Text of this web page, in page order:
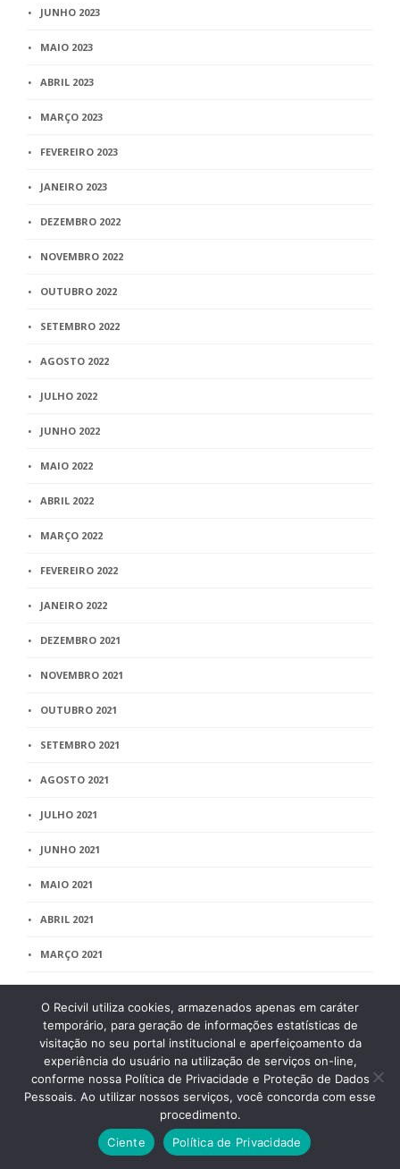
JUNHO 2023
MAIO 2023
ABRIL 2023
MARÇO 2023
FEVEREIRO 2023
JANEIRO 2023
DEZEMBRO 2022
NOVEMBRO 2022
OUTUBRO 2022
SETEMBRO 2022
AGOSTO 2022
JULHO 2022
JUNHO 2022
MAIO 2022
ABRIL 2022
MARÇO 2022
FEVEREIRO 2022
JANEIRO 2022
DEZEMBRO 2021
NOVEMBRO 2021
OUTUBRO 2021
SETEMBRO 2021
AGOSTO 2021
JULHO 2021
JUNHO 2021
MAIO 2021
ABRIL 2021
MARÇO 2021
FEVEREIRO 2021
JANEIRO 2021
DEZEMBRO 2020
NOVEMBRO 2020
OUTUBRO 2020
O Recivil utiliza cookies, armazenados apenas em caráter
temporário, para geração de informações estatísticas de
visitação no seu portal institucional e aperfeiçoamento da
experiência do usuário na utilização de serviços on-line,
conforme nossa Política de Privacidade e Proteção de Dados
Pessoais. Ao utilizar nossos serviços, você concorda com esse
procedimento.
Ciente
Política de Privacidade